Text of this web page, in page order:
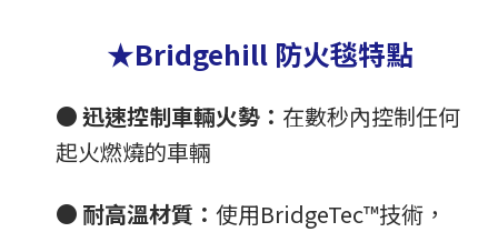
★Bridgehill 防火毯特點
●迅速控制車輛火勢： 在數秒內控制任何
起火燃燒的車輛
● 耐高溫材質： 使用BridgeTec™技術，